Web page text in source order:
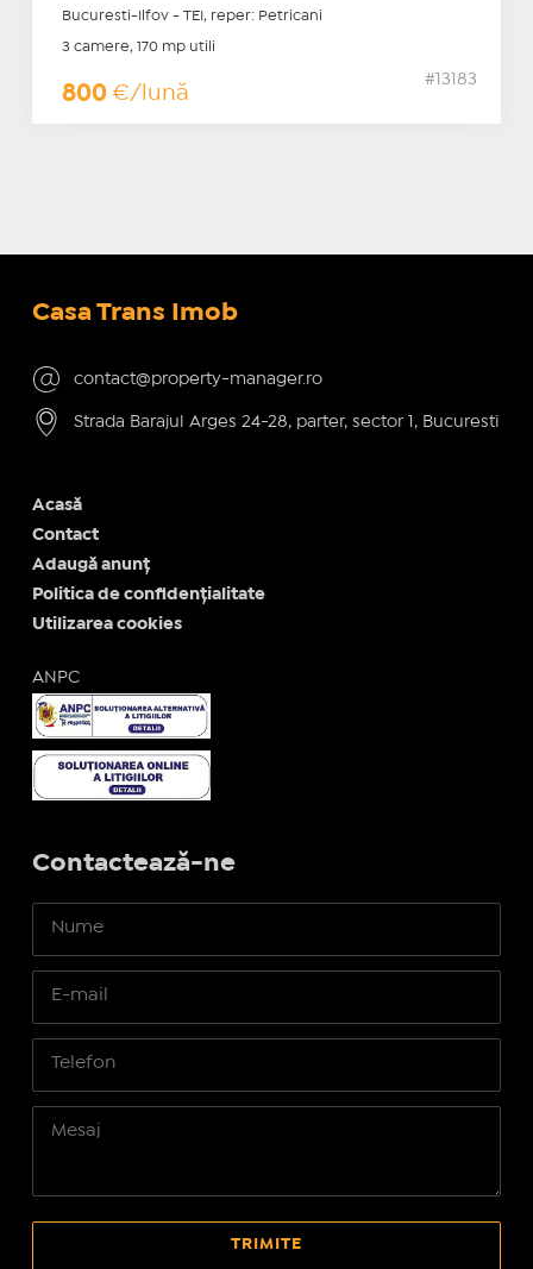
Bucuresti-Ilfov - TEI, reper: Petricani
3 camere, 170 mp utili
800 €/lună
#13183
Casa Trans Imob
contact@property-manager.ro
Strada Barajul Arges 24-28, parter, sector 1, Bucuresti
Acasă
Contact
Adaugă anunț
Politica de confidențialitate
Utilizarea cookies
ANPC
Contactează-ne